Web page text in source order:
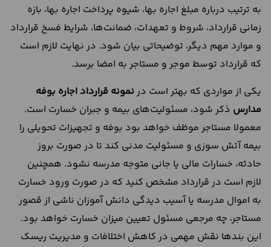
به ترتیب درباره مبلغ اجاره بها، شیوه پرداخت اجاره بها، بازه
زمانی قرارداد، شروط و تعهدات، ضمانت‌ها، شرایط فسخ قرارداد
و موارد مهم دیگر، توضیحاتی بیان شود. در نهایت لازم است
که قرارداد توسط موجر و مستاجر به امضا برسد.
یکی از مواردی که بهتر است در نمونه قرارداد اجاره بوفه
مدارس ذکر شود، مسئولیت‌های بیمه‌ و جبران خسارت است.
معمولا مستاجر موظف خواهد بود بوفه و تجهیزات تحویلی را
بیمه آتش‌ سوزی و مسئولیت مدنی کند تا در صورت بروز
حادثه، خسارات مالی یا جانی متوجه مدرسه نشود. همچنین
لازم است در قرارداد مشخص کنید که در صورت ورود خسارت
به اموال مدرسه یا آسیب‌ دیدگی دانش‌ آموزان ناشی از قصور
مستاجر، چه مرجعی مسئول تعیین میزان خسارت خواهد بود.
این بندها نقش مهمی در کاهش اختلافات و مدیریت ریسک